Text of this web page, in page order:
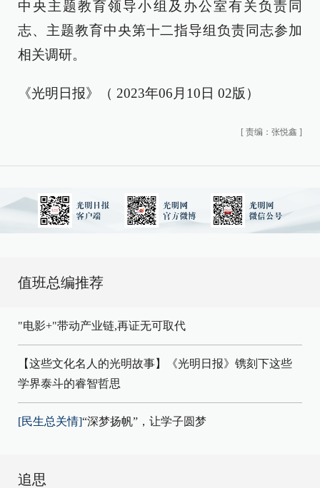
中央主题教育领导小组及办公室有关负责同
志、主题教育中央第十二指导组负责同志参加
相关调研。
《光明日报》（ 2023年06月10日 02版）
[ 责编：张悦鑫 ]
值班总编推荐
"电影+"带动产业链,再证无可取代
【这些文化名人的光明故事】《光明日报》镌刻下这些
学界泰斗的睿智哲思
[民生总关情]“深梦扬帆”，让学子圆梦
追思